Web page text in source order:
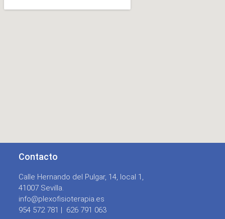
Contacto
Calle Hernando del Pulgar, 14, local 1,
41007 Sevilla.
info@plexofisioterapia.es
954 572 781 | 626 791 063